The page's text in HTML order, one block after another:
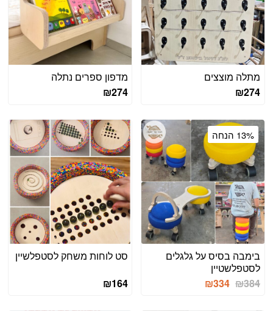
מתלה מוצצים
₪274
מדפון ספרים נתלה
₪274
13% הנחה
בימבה בסיס על גלגלים
לסטפלשטיין
₪384
המחיר
₪334 המחיר
סט לוחות משחק לסטפלשיין
₪164